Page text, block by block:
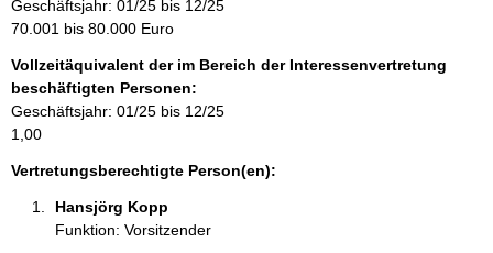
n
e
n
:
f
r
m
a
t
i
Geschäftsjahr: 01/25 bis 12/25
70.001 bis 80.000 Euro
Vollzeitäquivalent der im Bereich der Interessenvertretung
beschäftigten Personen:
Geschäftsjahr: 01/25 bis 12/25
1,00
Vertretungsberechtigte Person(en):
Hansjörg Kopp
Funktion: Vorsitzender